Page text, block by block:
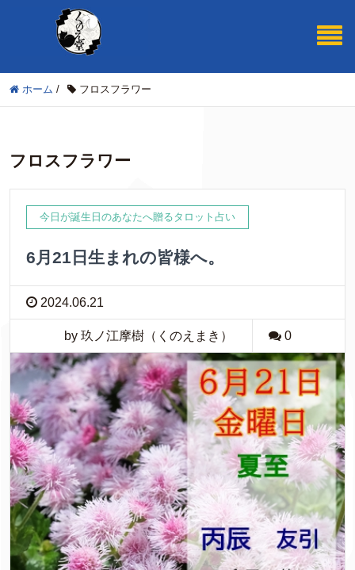
ホーム / フロスフラワー
フロスフラワー
今日が誕生日のあなたへ贈るタロット占い
6月21日生まれの皆様へ。
2024.06.21
by 玖ノ江摩樹（くのえまき） 0